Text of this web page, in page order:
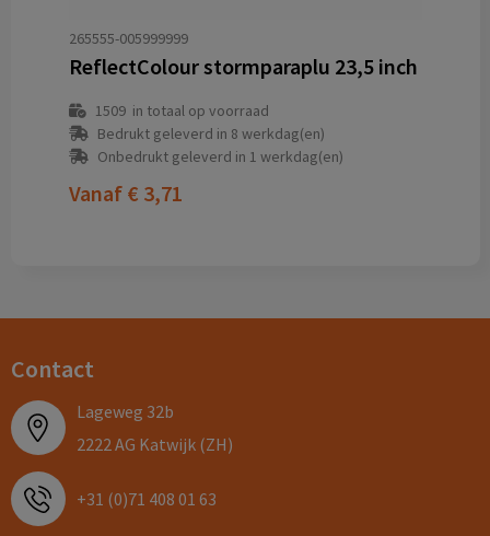
265555-005999999
ReflectColour stormparaplu 23,5 inch
1509in totaal op voorraad
Bedrukt geleverd in 8 werkdag(en)
Onbedrukt geleverd in 1 werkdag(en)
Vanaf € 3,71
Contact
Lageweg 32b
2222 AG Katwijk (ZH)
+31 (0)71 408 01 63